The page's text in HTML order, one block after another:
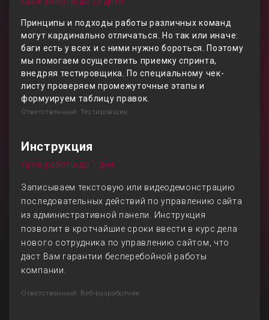
Принципы и подходы работы различных команд
могут кардинально отличаться. Но так или иначе:
баги есть у всех и с ними нужно бороться. Поэтому
мы помогаем осуществить приемку спринта,
внедряя тестировщика. По специальному чек-
листу проверяем промежуточные этапы и
формуируем таблицу правок.
Ответственный: Тестировщик
Инструкция
Срок работы до 1 дня
Записываем текстовую или видеодемонстрацию
последовательных действий по управлению сайта
из административной панели. Инструкция
позволит в кротчайшие сроки ввести в курс дела
нового сотрудника по управлению сайтом, что
даст Вам гарантии бесперебойной работы
компании.
Ответственный: Веб-разработчик